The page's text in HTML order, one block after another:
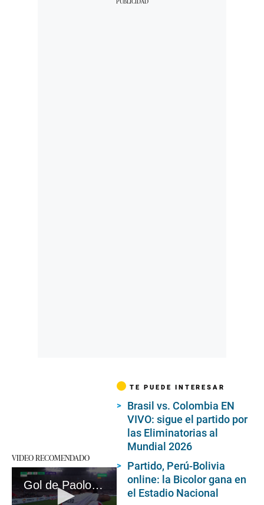
VIDEO RECOMENDADO
Gol de Paolo Guerrero para el 2-0 de Perú vs. Bolivia por Eliminatorias rumbo al Mundial 2026 (Video: Movistar Deportes).
TE PUEDE INTERESAR
Brasil vs. Colombia EN
VIVO: sigue el partido por
las Eliminatorias al
Mundial 2026
Partido, Perú-Bolivia
online: la Bicolor gana en
el Estadio Nacional